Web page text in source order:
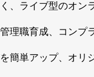
、ライブ型のオン
理職育成、コンプ
簡単アップ、オリ